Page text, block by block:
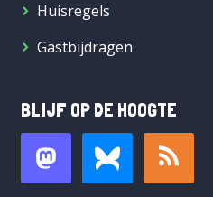
Huisregels
Gastbijdragen
BLIJF OP DE HOOGTE